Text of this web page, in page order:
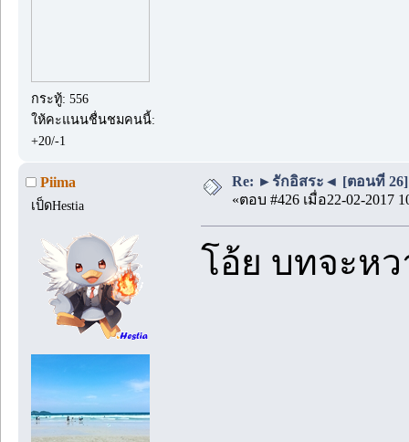
กระทู้: 556
ให้คะแนนชื่นชมคนนี้:
+20/-1
Piima
เป็ดHestia
Re: ►รักอิสระ◄ [ตอนที่ 26]
«ตอบ #426 เมื่อ22-02-2017
โอ้ย บทจะห